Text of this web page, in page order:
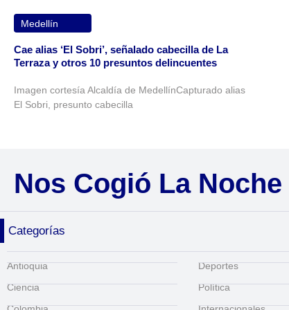
Medellín
Cae alias ‘El Sobri’, señalado cabecilla de La
Terraza y otros 10 presuntos delincuentes
Imagen cortesía Alcaldía de MedellínCapturado alias
El Sobri, presunto cabecilla
Nos Cogió La Noche
Categorías
Antioquia
Ciencia
Deportes
Política